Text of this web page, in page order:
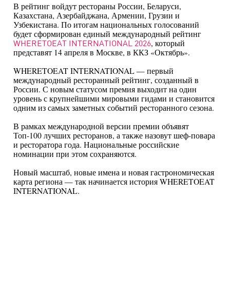
В рейтинг войдут рестораны России, Беларуси,
Казахстана, Азербайджана, Армении, Грузии и
Узбекистана. По итогам национальных голосований
будет сформирован единый международный рейтинг
WHERETOEAT INTERNATIONAL 2026, который
представят 14 апреля в Москве, в ККЗ «Октябрь».
WHERETOEAT INTERNATIONAL — первый
международный ресторанный рейтинг, созданный в
России. С новым статусом премия выходит на один
уровень с крупнейшими мировыми гидами и становится
одним из самых заметных событий ресторанного сезона.
В рамках международной версии премии объявят
Топ-100 лучших ресторанов, а также назовут шеф-повара
и ресторатора года. Национальные российские
номинации при этом сохраняются.
Новый масштаб, новые имена и новая гастрономическая
карта региона — так начинается история WHERETOEAT
INTERNATIONAL.